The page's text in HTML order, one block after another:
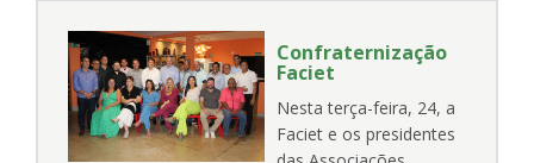
Confraternização
Faciet
Nesta terça-feira, 24, a
Faciet e os presidentes